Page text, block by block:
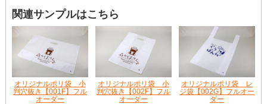
関連サンプルはこちら
オリジナルポリ袋 小
判穴抜き【001F】フル
オーダー
オリジナルポリ袋 小
判穴抜き【002F】フル
オーダー
オリジナルポリ袋 レ
ジ袋【002G】フルオー
ダー